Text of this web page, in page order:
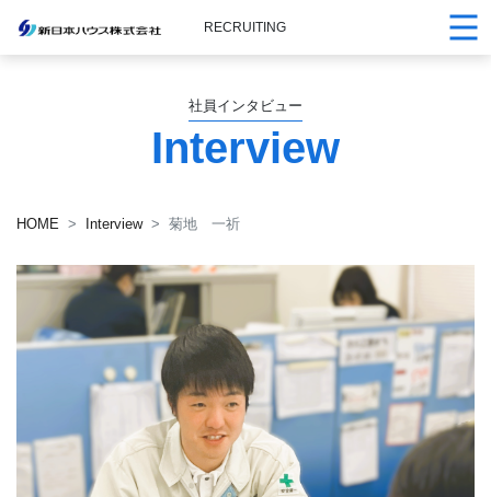
RECRUITING
社員インタビュー
Interview
HOME Interview 菊地 一祈